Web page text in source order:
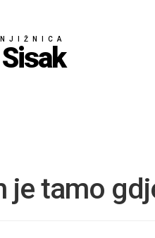
je tamo